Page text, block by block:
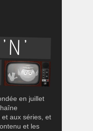
en juillet
aux séries, et
et les